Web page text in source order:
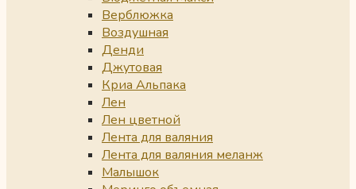
Верблюжка
Воздушная
Денди
Джутовая
Криа Альпака
Лен
Лен цветной
Лента для валяния
Лента для валяния меланж
Малышок